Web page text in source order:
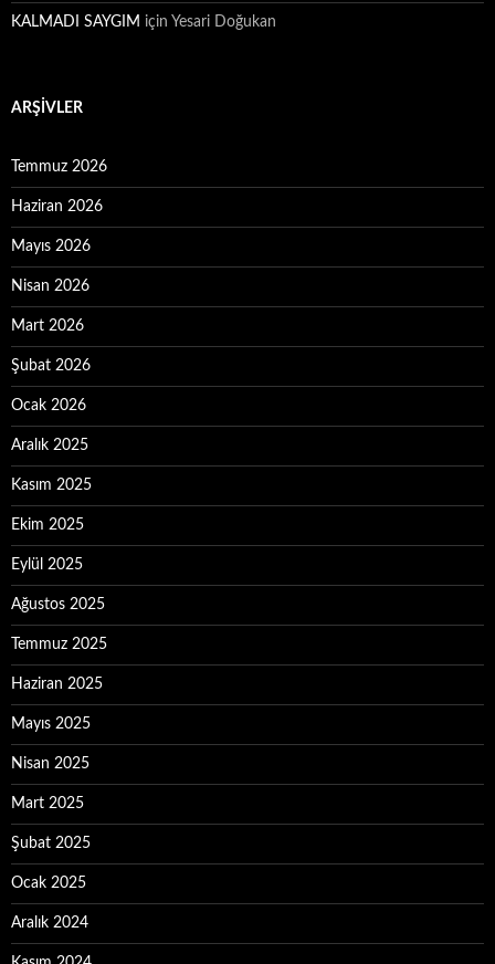
KALMADI SAYGIM için Yesari Doğukan
ARŞIVLER
Temmuz 2026
Haziran 2026
Mayıs 2026
Nisan 2026
Mart 2026
Şubat 2026
Ocak 2026
Aralık 2025
Kasım 2025
Ekim 2025
Eylül 2025
Ağustos 2025
Temmuz 2025
Haziran 2025
Mayıs 2025
Nisan 2025
Mart 2025
Şubat 2025
Ocak 2025
Aralık 2024